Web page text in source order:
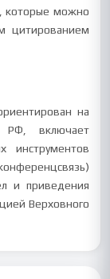
которые можно
цитированием
на
РФ, включает
инструментов
и приведения
Верховного